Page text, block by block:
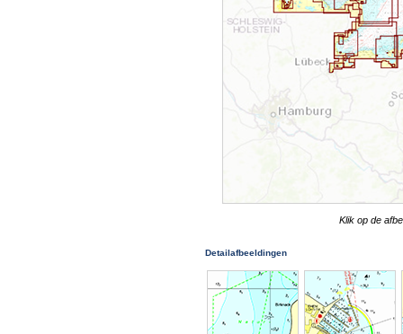
Klik op de
Detailafbeeldingen